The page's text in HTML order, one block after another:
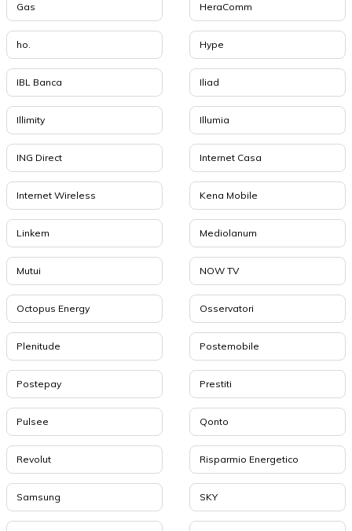
Gas HeraComm
ho. Hype
IBL Banca Iliad
Illimity Illumia
ING Direct Internet Casa
Internet Wireless Kena Mobile
Linkem Mediolanum
Mutui NOW TV
Octopus Energy Osservatori
Plenitude Postemobile
Postepay Prestiti
Pulsee Qonto
Revolut Risparmio Energetico
Samsung SKY